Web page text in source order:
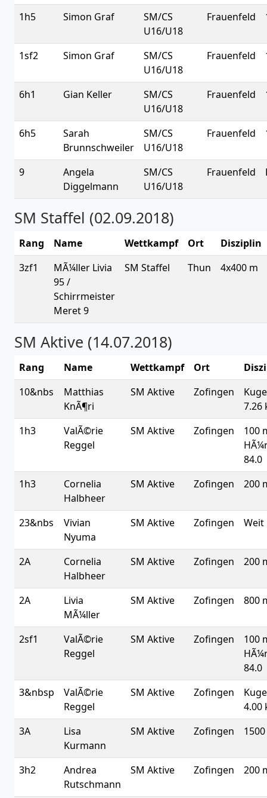
1h5 Simon Graf
SM/CS
U16/U18
Frauenfeld
1sf2 Simon Graf
SM/CS
U16/U18
Frauenfeld
6h1 Gian Keller
SM/CS
U16/U18
Frauenfeld
6h5
Sarah
Brunnschweiler
SM/CS
U16/U18
Frauenfeld
9
Angela
Diggelmann
SM/CS
U16/U18
Frauenfeld
SM Staffel (02.09.2018)
Rang Name Wettkampf Ort
Disziplin
3zf1
MÃ¼ller Livia
95 /
Schirrmeister
Meret 9
SM Staffel Thun 4x400 m
SM Aktive (14.07.2018)
Rang Name Wettkampf Ort
10&nbs
Matthias
KnÃ¶ri
SM Aktive Zofingen
7.26
1h3
ValÃ©rie
Reggel
SM Aktive Zofingen
100
84.0
1h3
Cornelia
Halbheer
SM Aktive Zofingen 200
23&nbs
Vivian
Nyuma
SM Aktive Zofingen Weit
2A
Cornelia
Halbheer
SM Aktive Zofingen 200
2A
Livia
MÃ¼ller
SM Aktive Zofingen 800
2sf1
ValÃ©rie
Reggel
SM Aktive Zofingen
100
84.0
3&nbsp
ValÃ©rie
Reggel
SM Aktive Zofingen
4.00
3A
Lisa
Kurmann
SM Aktive Zofingen
3h2
Andrea
Rutschmann
SM Aktive Zofingen 200